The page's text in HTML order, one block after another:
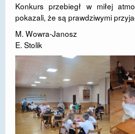
mLegitymacja
Konkurs przebiegł w miłej
pokazali, że są prawdziwymi
M. Wowra-Janosz
E. Stolik